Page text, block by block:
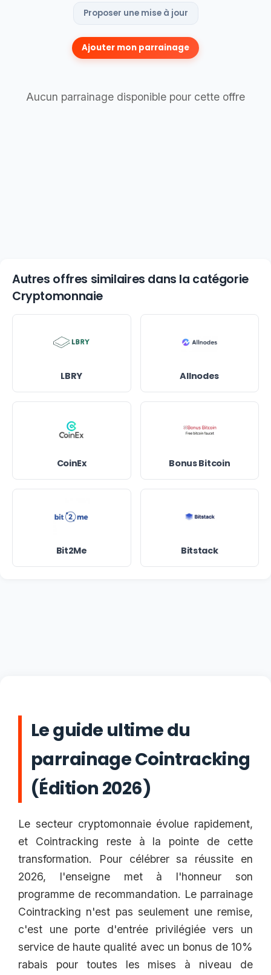
Proposer une mise à jour
Ajouter mon parrainage
Aucun parrainage disponible pour cette offre
Autres offres similaires dans la catégorie
Cryptomonnaie
LBRY Allnodes
CoinEx Bonus Bitcoin
Bit2Me Bitstack
Le guide ultime du
parrainage Cointracking
(Édition 2026)
Le secteur cryptomonnaie évolue rapidement,
et Cointracking reste à la pointe de cette
transformation. Pour célébrer sa réussite en
2026, l'enseigne met à l'honneur son
programme de recommandation. Le parrainage
Cointracking n'est pas seulement une remise,
c'est une porte d'entrée privilégiée vers un
service de haute qualité avec un bonus de 10%
rabais pour toutes les mises à niveau de